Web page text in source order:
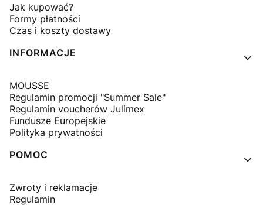
Jak kupować?
Formy płatności
Czas i koszty dostawy
INFORMACJE
MOUSSE
Regulamin promocji "Summer Sale"
Regulamin voucherów Julimex
Fundusze Europejskie
Polityka prywatności
POMOC
Zwroty i reklamacje
Regulamin